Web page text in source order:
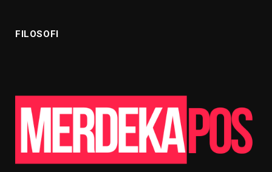
FILOSOFI